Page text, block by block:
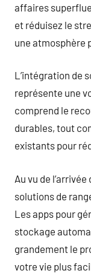
affaires
et réduisez le
une atmosphère
L’intégration de
représente une
comprend le
durables, tout
existants pour
Au vu de
solutions de
Les apps pour
stockage
grandement le
votre vie plus